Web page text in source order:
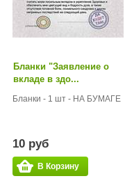
Бланки "Заявление о
вкладе в здо...
Бланки - 1 шт - НА БУМАГЕ
10 руб
В Корзину